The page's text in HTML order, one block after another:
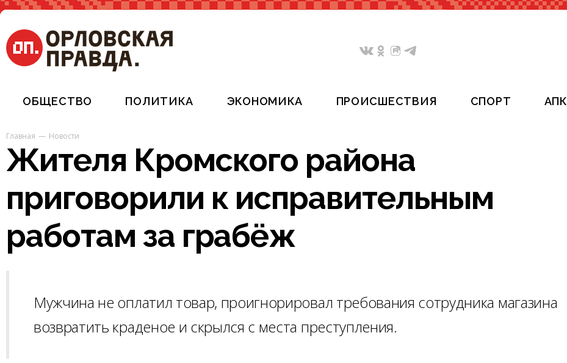
ОБЩЕСТВО ПОЛИТИКА ЭКОНОМИКА ПРОИСШЕСТВИЯ СПОРТ АПК
Главная Новости
Жителя Кромского района
приговорили к исправительным
работам за грабёж
Мужчина не оплатил товар, проигнорировал требования сотрудника магазина
возвратить краденое и скрылся с места преступления.